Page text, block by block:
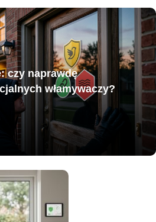
czy naprawdę
włamywaczy?